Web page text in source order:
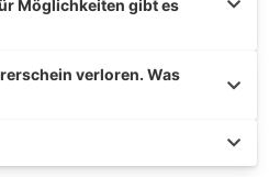
Möglichkeiten gibt es
verloren. Was